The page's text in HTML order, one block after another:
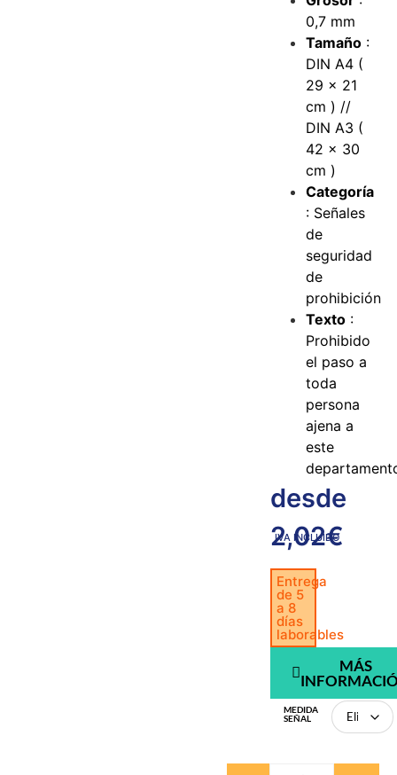
0,7 mm
Tamaño :
DIN A4 (
29 x 21
cm ) //
DIN A3 (
42 x 30
cm )
Categoría
: Señales
de
seguridad
de
prohibición
Texto :
Prohibido
el paso a
toda
persona
ajena a
este
desde
2,02€
IVA INCLUIDO
Entrega
de 5
a 8
días
laborables
MÁS
MEDIDA
SEÑAL